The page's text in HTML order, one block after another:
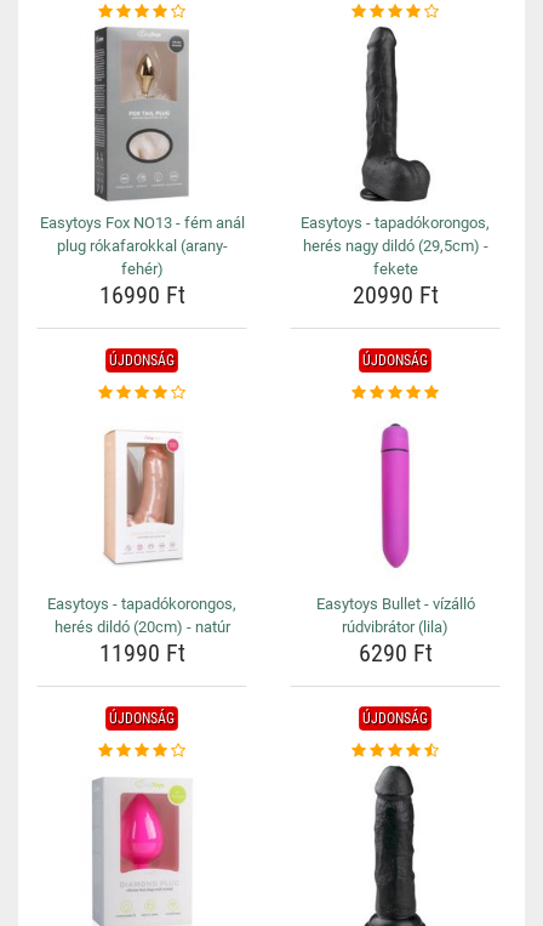
Easytoys Fox NO13 - fém anál
plug rókafarokkal (arany-
fehér)
16990 Ft
Easytoys - tapadókorongos,
herés nagy dildó (29,5cm) -
fekete
20990 Ft
ÚJDONSÁG
Easytoys - tapadókorongos,
herés dildó (20cm) - natúr
11990 Ft
ÚJDONSÁG
Easytoys Bullet - vízálló
rúdvibrátor (lila)
6290 Ft
ÚJDONSÁG ÚJDONSÁG